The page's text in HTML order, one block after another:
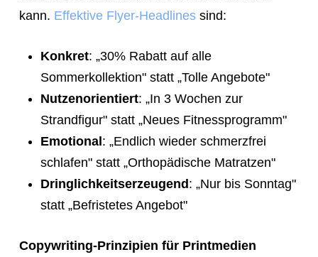
kann. Effektive Flyer-Headlinessind:
Konkret: „30% Rabatt auf alle
Sommerkollektion" statt „Tolle Angebote"
Nutzenorientiert: „In 3 Wochen zur
Strandfigur" statt „Neues Fitnessprogramm"
Emotional: „Endlich wieder schmerzfrei
schlafen" statt „Orthopädische Matratzen"
Dringlichkeitserzeugend: „Nur bis Sonntag"
statt „Befristetes Angebot"
Copywriting-Prinzipien für Printmedien